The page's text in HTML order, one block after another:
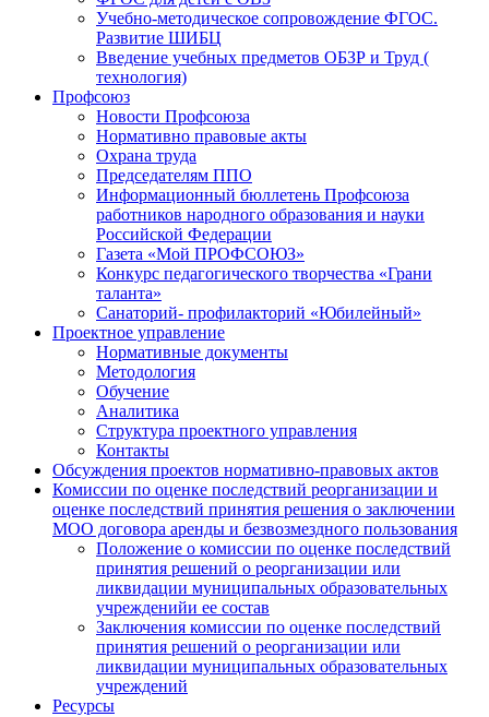
Учебно-методическое сопровождение ФГОС.
Развитие ШИБЦ
Введение учебных предметов ОБЗР и Труд (
технология)
Профсоюз
Новости Профсоюза
Нормативно правовые акты
Охрана труда
Председателям ППО
Информационный бюллетень Профсоюза
работников народного образования и науки
Российской Федерации
Газета «Мой ПРОФСОЮЗ»
Конкурс педагогического творчества «Грани
таланта»
Санаторий- профилакторий «Юбилейный»
Проектное управление
Нормативные документы
Методология
Обучение
Аналитика
Структура проектного управления
Контакты
Обсуждения проектов нормативно-правовых актов
Комиссии по оценке последствий реорганизации и
оценке последствий принятия решения о заключении
МОО договора аренды и безвозмездного пользования
Положение о комиссии по оценке последствий
принятия решений о реорганизации или
ликвидации муниципальных образовательных
учрежденийи ее состав
Заключения комиссии по оценке последствий
принятия решений о реорганизации или
ликвидации муниципальных образовательных
учреждений
Ресурсы